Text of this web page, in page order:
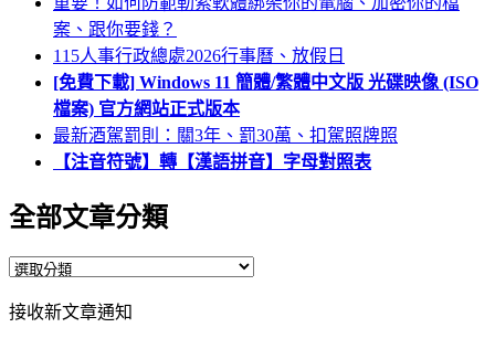
案、跟你要錢？
115人事行政總處2026行事曆、放假日
[免費下載] Windows 11 簡體/繁體中文版 光碟映像 (ISO
檔案) 官方網站正式版本
最新酒駕罰則：關3年、罰30萬、扣駕照牌照
【注音符號】轉【漢語拼音】字母對照表
全部文章分類
全
文
接收新文章通知